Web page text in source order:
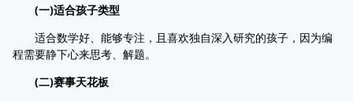
(一)适合孩子类型
适合数学好、能够专注，且喜欢独自深入研究的孩子，因为编
程需要静下心来思考、解题。
(二)赛事天花板